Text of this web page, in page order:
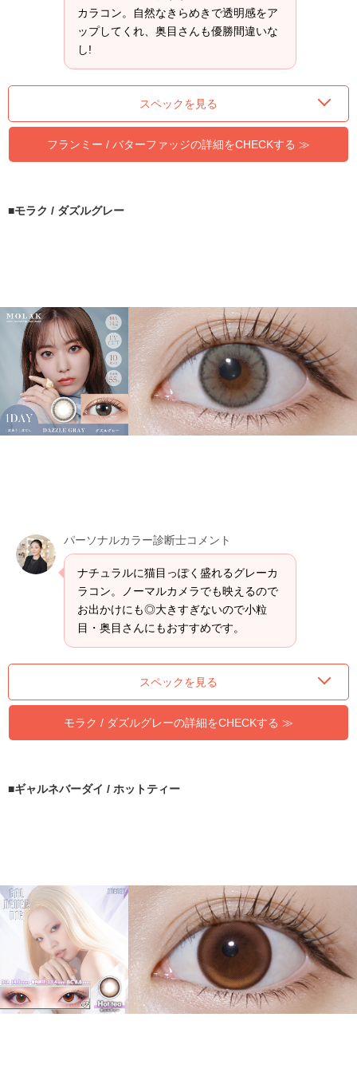
カラコン。自然なきらめきで透明感をア
ップしてくれ、奥目さんも優勝間違いな
し!
スペックを見る
フランミー / バターファッジの詳細をCHECKする ≫
モラク / ダズルグレー
パーソナルカラー診断士コメント
ナチュラルに猫目っぽく盛れるグレーカ
ラコン。ノーマルカメラでも映えるので
お出かけにも◎大きすぎないので小粒
目・奥目さんにもおすすめです。
スペックを見る
モラク / ダズルグレーの詳細をCHECKする ≫
ギャルネバーダイ / ホットティー